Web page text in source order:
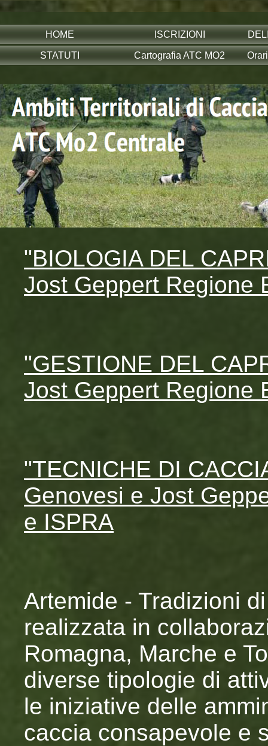
HOME ISCRIZIONI
STATUTI Cartografia ATC MO2
"BIOLOGIA DEL
Jost Geppert Regione
"GESTIONE DEL
Jost Geppert Regione
"TECNICHE DI
Genovesi e Jost
e ISPRA
Artemide - Tradizioni
realizzata in
Romagna, Marche e
diverse tipologie di
le iniziative delle
caccia consapevole e